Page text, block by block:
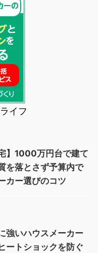
イフ
】1000万円台で建て
を落とさず予算内で
カー選びのコツ
強いハウスメーカー
ートショックを防ぐ